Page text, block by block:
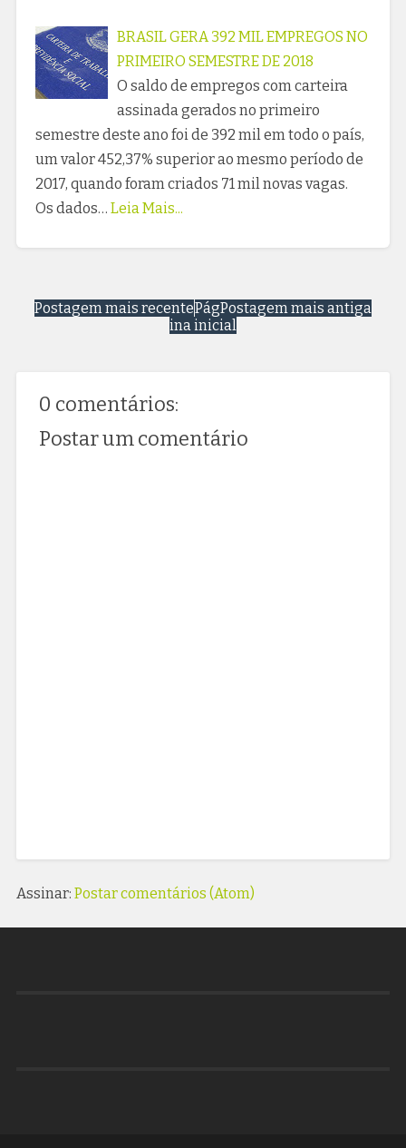
BRASIL GERA 392 MIL EMPREGOS NO
PRIMEIRO SEMESTRE DE 2018
O saldo de empregos com carteira
assinada gerados no primeiro
semestre deste ano foi de 392 mil em todo o país,
um valor 452,37% superior ao mesmo período de
2017, quando foram criados 71 mil novas vagas.
Os dados… Leia Mais...
Postagem mais recente Postagem mais antiga
Pág
ina inicial
0 comentários:
Postar um comentário
Assinar: Postar comentários (Atom)